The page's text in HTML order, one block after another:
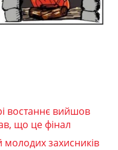
востаннє вийшов
що це фінал
молодих захисників